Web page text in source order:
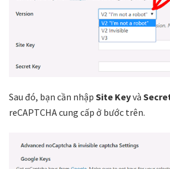
Sau đó, bạn cần nhập Site Keyvà
reCAPTCHA cung cấp ở bước trên.